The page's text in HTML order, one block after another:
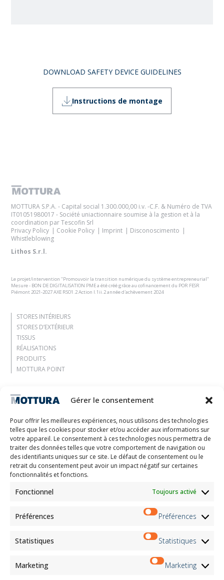
Gérer le consentement
Pour offrir les meilleures expériences, nous utilisons des technologies
telles que les cookies pour stocker et/ou accéder aux informations sur
votre appareil. Le consentement à ces technologies nous permettra de
traiter des données telles que votre comportement de navigation ou
des identifiants uniques sur ce site. Le défaut de consentement ou le
retrait du consentement peut avoir un impact négatif sur certaines
fonctionnalités et fonctions.
Fonctionnel Toujours activé
Préférences Préférences
Statistiques Statistiques
Marketing Marketing
DOWNLOAD SAFETY DEVICE GUIDELINES
Instructions de montage
MOTTURA S.P.A. - Capital social 1.300.000,00 i.v. -C.F. & Numéro de TVA
IT01051980017 - Société uniactionnaire soumise à la gestion et à la
coordination par Tescofin Srl
Privacy Policy
Cookie Policy Imprint
Disconoscimento
Whistleblowing
Lithos S.r.l.
Le projet/intervention "Promouvoir la transition numérique du système entrepreneurial"
Mesure - BON DE DIGITALISATION PME a été créé grâce au cofinancement du POR FESR
Piémont 2021-2027 AXE RSO1.2 Action I.1ii.2 année d'achèvement 2024
STORES INTÉRIEURS
STORES D’EXTÉRIEUR
TISSUS
RÉALISATIONS
PRODUITS
MOTTURA POINT
Entreprise
Laissez-vous inspirer
Contacts
Travaille avec nous
Zone réservée
Certifications
M2Net
Child Safety
Customer Information
Information for Candidates
Register Information
Newsletter Information